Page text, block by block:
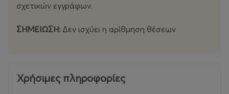
σχετικών εγγράφων.
ΣΗΜΕΙΩΣΗ: Δεν ισχύει η αρίθμηση θέσεων
Χρήσιμες πληροφορίες